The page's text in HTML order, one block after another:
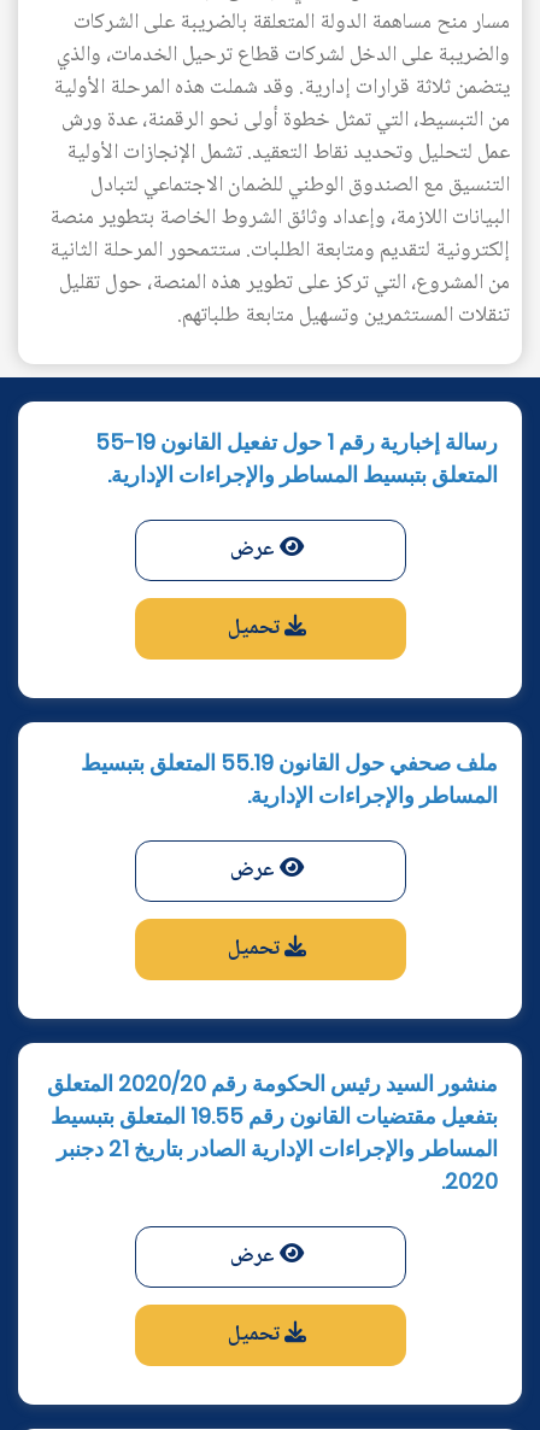
مسار منح مساهمة الدولة المتعلقة بالضريبة على الشركات
والضريبة على الدخل لشركات قطاع ترحيل الخدمات، والذي
يتضمن ثلاثة قرارات إدارية. وقد شملت هذه المرحلة الأولية
من التبسيط، التي تمثل خطوة أولى نحو الرقمنة، عدة ورش
عمل لتحليل وتحديد نقاط التعقيد. تشمل الإنجازات الأولية
التنسيق مع الصندوق الوطني للضمان الاجتماعي لتبادل
البيانات اللازمة، وإعداد وثائق الشروط الخاصة بتطوير منصة
إلكترونية لتقديم ومتابعة الطلبات. ستتمحور المرحلة الثانية
من المشروع، التي تركز على تطوير هذه المنصة، حول تقليل
تنقلات المستثمرين وتسهيل متابعة طلباتهم.
رسالة إخبارية رقم 1 حول تفعيل القانون 19-55
المتعلق بتبسيط المساطر والإجراءات الإدارية.
عرض
تحميل
ملف صحفي حول القانون 55.19 المتعلق بتبسيط
المساطر والإجراءات الإدارية.
عرض
تحميل
منشور السيد رئيس الحكومة رقم 2020/20 المتعلق
بتفعيل مقتضيات القانون رقم 19.55 المتعلق بتبسيط
المساطر والإجراءات الإدارية الصادر بتاريخ 21 دجنبر
2020.
عرض
تحميل